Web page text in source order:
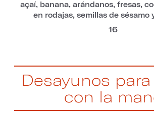
açaí, banana, arándanos, fresas,
en rodajas, semillas de sésamo
16
Desayunos
con la